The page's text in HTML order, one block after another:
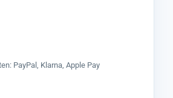
PayPal, Klarna, Apple Pay